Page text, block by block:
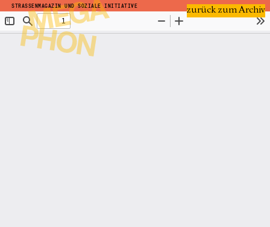
STRASSENMAGAZIN UND SOZIALE INITIATIVE zurück zum Archiv